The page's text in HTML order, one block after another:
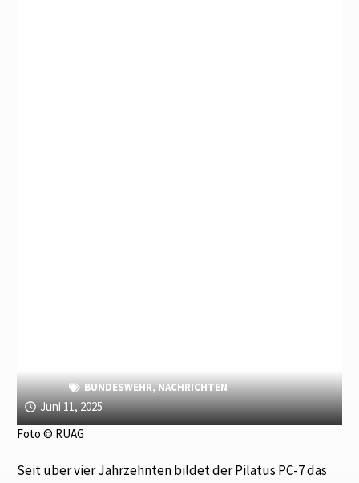
BUNDESWEHR,NACHRICHTEN
Juni 11, 2025
Foto © RUAG
Seit über vier Jahrzehnten bildet der Pilatus PC-7 das